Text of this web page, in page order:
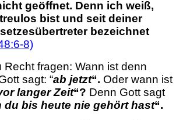
geöffnet. Denn ich weiß,
bist und seit deiner
bezeichnet
8)
Recht fragen: Wann ist denn
sagt: “ab jetzt“. Oder wann ist
langer Zeit“? Denn Gott sagt
du bis heute nie gehört hast“.